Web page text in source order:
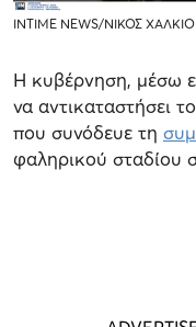
INTIME NEWS/ΝΙΚΟΣ
Η κυβέρνηση, μέσω
να αντικαταστήσει
που συνόδευε τη
φαληρικού σταδίου